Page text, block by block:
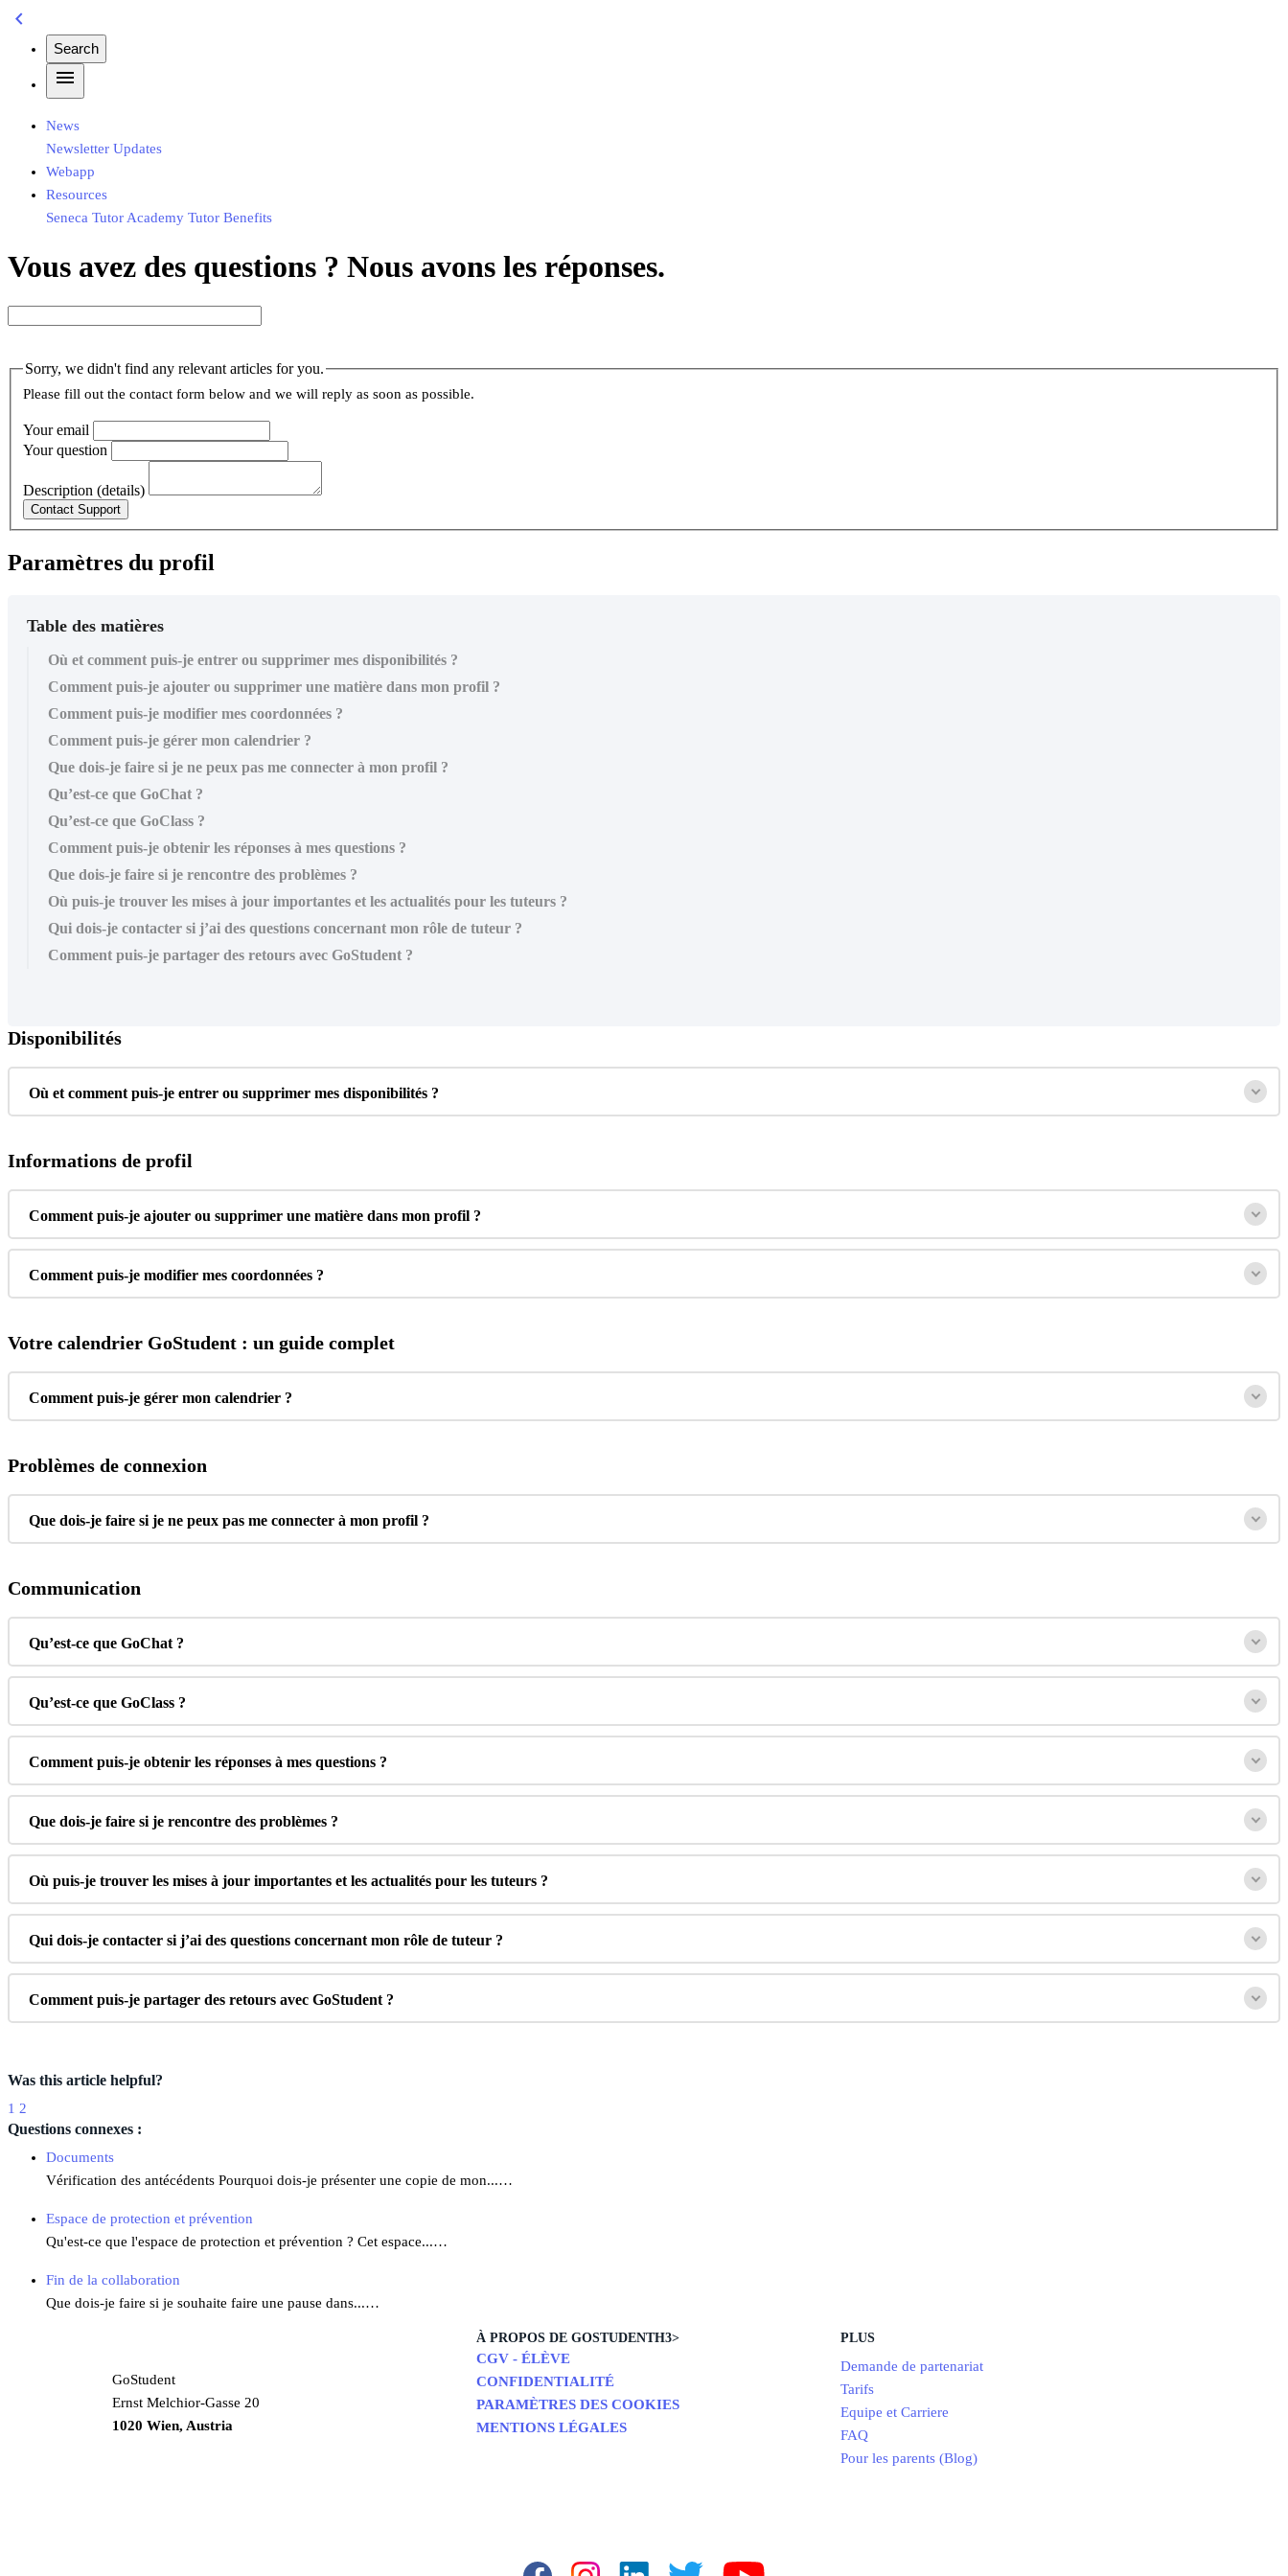
chevron_left
Search
menu
News
Newsletter Updates
Webapp
Resources
Seneca Tutor Academy Tutor Benefits
Vous avez des questions ? Nous avons les réponses.
Sorry, we didn't find any relevant articles for you.
Please fill out the contact form below and we will reply as soon as possible.
Your email
Your question
Description (details)
Paramètres du profil
Table des matières
Où et comment puis-je entrer ou supprimer mes disponibilités ?
Comment puis-je ajouter ou supprimer une matière dans mon profil ?
Comment puis-je modifier mes coordonnées ?
Comment puis-je gérer mon calendrier ?
Que dois-je faire si je ne peux pas me connecter à mon profil ?
Qu’est-ce que GoChat ?
Qu’est-ce que GoClass ?
Comment puis-je obtenir les réponses à mes questions ?
Que dois-je faire si je rencontre des problèmes ?
Où puis-je trouver les mises à jour importantes et les actualités pour les tuteurs ?
Qui dois-je contacter si j’ai des questions concernant mon rôle de tuteur ?
Comment puis-je partager des retours avec GoStudent ?
Disponibilités
Où et comment puis-je entrer ou supprimer mes disponibilités ?
Informations de profil
Comment puis-je ajouter ou supprimer une matière dans mon profil ?
Comment puis-je modifier mes coordonnées ?
Votre calendrier GoStudent : un guide complet
Comment puis-je gérer mon calendrier ?
Problèmes de connexion
Que dois-je faire si je ne peux pas me connecter à mon profil ?
Communication
Qu’est-ce que GoChat ?
Qu’est-ce que GoClass ?
Comment puis-je obtenir les réponses à mes questions ?
Que dois-je faire si je rencontre des problèmes ?
Où puis-je trouver les mises à jour importantes et les actualités pour les tuteurs ?
Qui dois-je contacter si j’ai des questions concernant mon rôle de tuteur ?
Comment puis-je partager des retours avec GoStudent ?
Was this article helpful?
1 2
Questions connexes :
Documents
Vérification des antécédents Pourquoi dois-je présenter une copie de mon...…
Espace de protection et prévention
Qu'est-ce que l'espace de protection et prévention ? Cet espace...…
Fin de la collaboration
Que dois-je faire si je souhaite faire une pause dans...…
GoStudent
Ernst Melchior-Gasse 20
1020 Wien, Austria
À PROPOS DE GOSTUDENTH3>
CGV - ÉLÈVE
CONFIDENTIALITÉ
PARAMÈTRES DES COOKIES
MENTIONS LÉGALES
PLUS
Demande de partenariat
Tarifs
Equipe et Carriere
FAQ
Pour les parents (Blog)